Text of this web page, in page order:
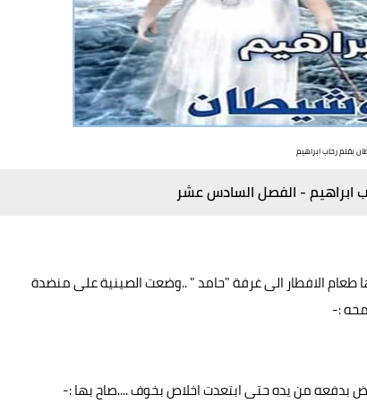
بقلم رحاب ابراهيم
ابراهيم - الفصل السادس عشر
طعام الافطار الى غرفة "حامد " ..وضعت الصينية على منضدة
:-
بدفعه من يده حتى ابتعدت اخلاص بخوف ....صاح بها :-